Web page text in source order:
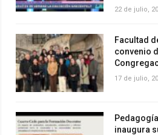
22 de julio,
Facultad
convenio
17 de julio,
inaugura